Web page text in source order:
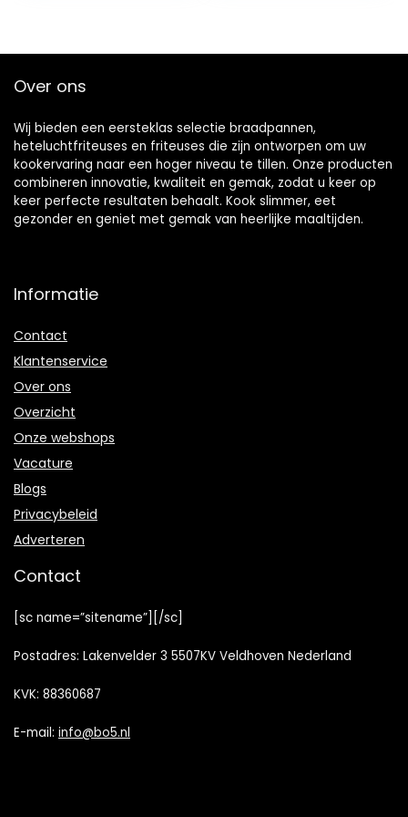
Over ons
Wij bieden een eersteklas selectie braadpannen,
heteluchtfriteuses en friteuses die zijn ontworpen om uw
kookervaring naar een hoger niveau te tillen. Onze producten
combineren innovatie, kwaliteit en gemak, zodat u keer op
keer perfecte resultaten behaalt. Kook slimmer, eet
gezonder en geniet met gemak van heerlijke maaltijden.
Informatie
Contact
Klantenservice
Over ons
Overzicht
Onze webshops
Vacature
Blogs
Privacybeleid
Adverteren
Contact
[sc name=”sitename”][/sc]
Postadres: Lakenvelder 3 5507KV Veldhoven Nederland
KVK: 88360687
E-mail: info@bo5.nl